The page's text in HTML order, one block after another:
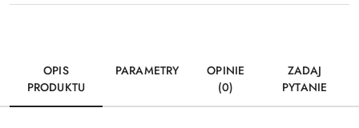
OPIS
PRODUKTU
PARAMETRY
OPINIE
(0)
ZADAJ
PYTANIE